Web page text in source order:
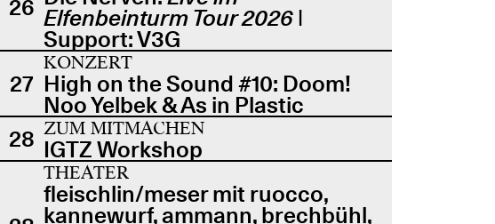
26 Elfenbeinturm Tour 2026 |
Support: V3G
27
KONZERT
High on the Sound #10: Doom!
Noo Yelbek & As in Plastic
28 ZUM MITMACHEN
IGTZ Workshop
THEATER
fleischlin/meser mit ruocco,
kannewurf, ammann, brechbühl,